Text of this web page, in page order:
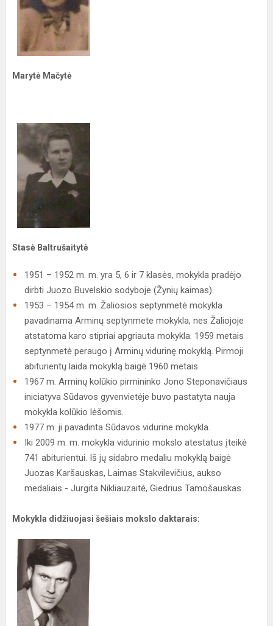
Marytė Mačytė
Stasė Baltrušaitytė
1951 – 1952 m. m. yra 5, 6 ir 7 klasės, mokykla pradėjo
dirbti Juozo Buvelskio sodyboje (Žynių kaimas).
1953 – 1954 m. m. Žaliosios septynmetė mokykla
pavadinama Arminų septynmete mokykla, nes Žaliojoje
atstatoma karo stipriai apgriauta mokykla. 1959 metais
septynmetė peraugo į Arminų vidurinę mokyklą. Pirmoji
abiturientų laida mokyklą baigė 1960 metais.
1967 m. Arminų kolūkio pirmininko Jono Steponavičiaus
iniciatyva Sūdavos gyvenvietėje buvo pastatyta nauja
mokykla kolūkio lėšomis.
1977 m. ji pavadinta Sūdavos vidurine mokykla.
Iki 2009 m. m. mokykla vidurinio mokslo atestatus įteikė
741 abiturientui. Iš jų sidabro medaliu mokyklą baigė
Juozas Karšauskas, Laimas Stakvilevičius, aukso
medaliais - Jurgita Nikliauzaitė, Giedrius Tamošauskas.
Mokykla didžiuojasi šešiais mokslo daktarais: